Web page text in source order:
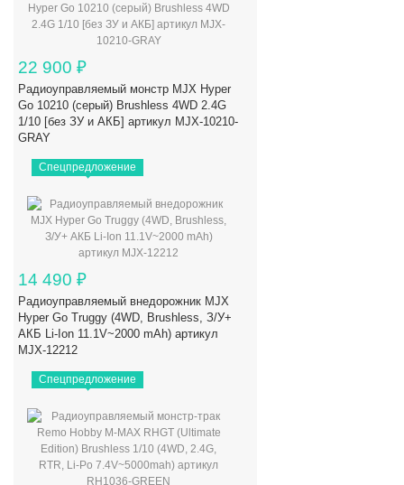
22 900 ₽
Радиоуправляемый монстр MJX Hyper
Go 10210 (серый) Brushless 4WD 2.4G
1/10 [без ЗУ и АКБ] артикул MJX-10210-
GRAY
Спецпредложение
14 490 ₽
Радиоуправляемый внедорожник MJX
Hyper Go Truggy (4WD, Brushless, З/У+
АКБ Li-Ion 11.1V~2000 mAh) артикул
MJX-12212
Спецпредложение